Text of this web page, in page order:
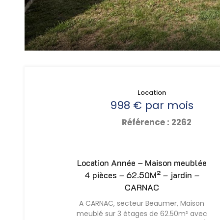
Location Année – Maison meublée
4 pièces – 62.50M² – jardin –
CARNAC
A CARNAC, secteur Beaumer, Maison
meublé sur 3 étages de 62.50m² avec
Location
998 € par mois
Référence : 2262